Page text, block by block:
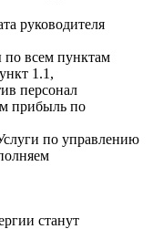
руководителя
по всем пунктам
1.1,
персонал
прибыль по
по управлению
станут